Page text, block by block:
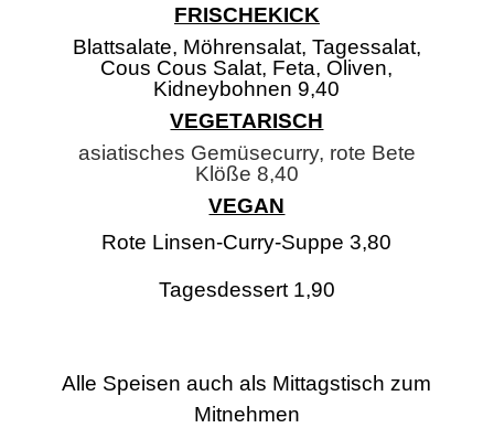
FRISCHEKICK
Blattsalate, Möhrensalat, Tagessalat,
Cous Cous Salat, Feta, Oliven,
Kidneybohnen 9,40
VEGETARISCH
asiatisches Gemüsecurry, rote Bete
Klöße 8,40
VEGAN
Rote Linsen-Curry-Suppe 3,80
Tagesdessert 1,90
Alle Speisen auch als Mittagstisch zum
Mitnehmen